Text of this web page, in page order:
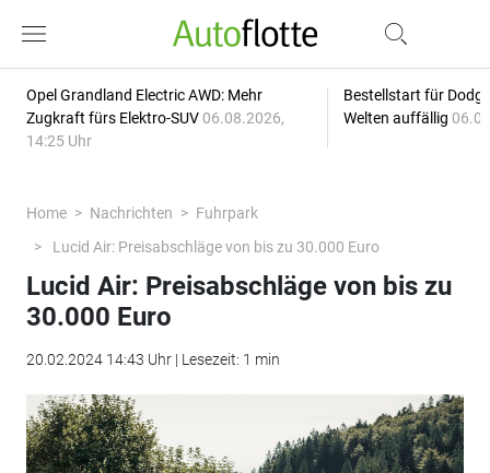
Opel Grandland Electric AWD: Mehr
Zugkraft fürs Elektro-SUV 06.08.2026,
14:25 Uhr
Bestellstart für
Welten auffällig
Home Nachrichten
Fuhrpark
Lucid Air: Preisabschläge von bis zu 30.000 Euro
Lucid Air: Preisabschläge von bis zu
30.000 Euro
20.02.2024 14:43 Uhr | Lesezeit: 1 min